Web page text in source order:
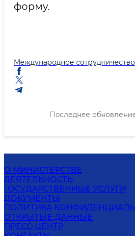
форму.
Международное сотрудничество
Последнее
О МИНИСТЕРСТВЕ
ДЕЯТЕЛЬНОСТЬ
ГОСУДАРСТВЕННЫЕ УСЛУГИ
ДОКУМЕНТЫ
ПОЛИТИКА
ОТКРЫТЫЕ ДАННЫЕ
ПРЕСС-ЦЕНТР